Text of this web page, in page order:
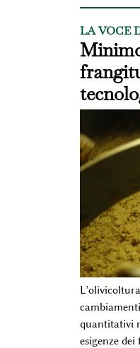
LA VOCE
quantitativi
esigenze